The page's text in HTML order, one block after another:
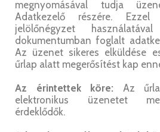
megnyomásával tudja
Adatkezelő részére.
jelölőnégyzet
dokumentumban foglalt
Az üzenet sikeres elküldése
űrlap alatt megerősítést kap
Az érintettek köre: Az
elektronikus üzenetet
érdeklődők.